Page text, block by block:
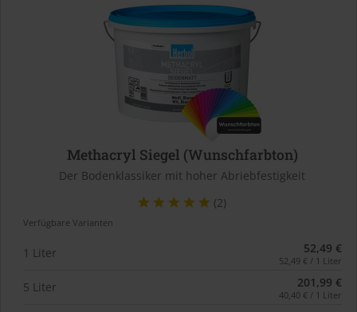
Methacryl Siegel (Wunschfarbton)
Der Bodenklassiker mit hoher Abriebfestigkeit
(2)
Verfügbare Varianten
1 Liter 52,49 €
52,49 € / 1 Liter
5 Liter 201,99 €
40,40 € / 1 Liter